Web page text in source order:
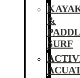
&
SURF